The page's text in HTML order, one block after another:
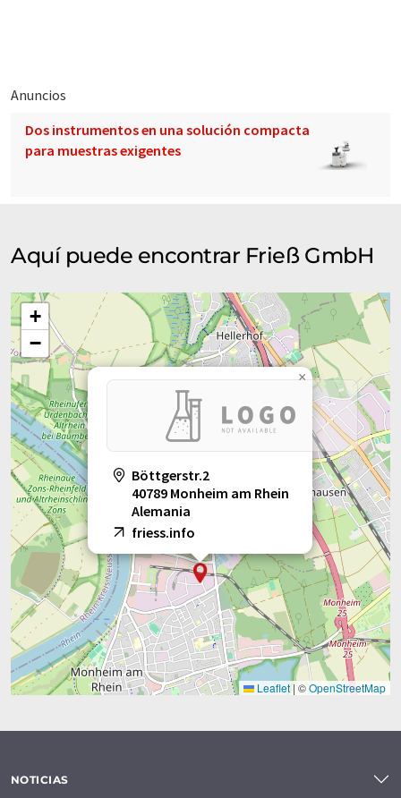
Anuncios
Dos instrumentos en una solución compacta
para muestras exigentes
Aquí puede encontrar Frieß GmbH
Böttgerstr.2
40789 Monheim am Rhein
Alemania
friess.info
×
+
−
Leaflet | ©OpenStreetMap
NOTICIAS